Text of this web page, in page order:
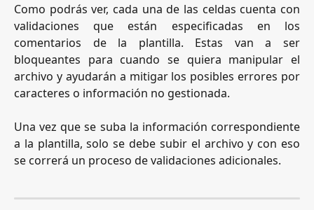
Como podrás ver, cada una de las celdas cuenta con
validaciones que están especificadas en los
comentarios de la plantilla. Estas van a ser
bloqueantes para cuando se quiera manipular el
archivo y ayudarán a mitigar los posibles errores por
caracteres o información no gestionada.
Una vez que se suba la información correspondiente
a la plantilla, solo se debe subir el archivo y con eso
se correrá un proceso de validaciones adicionales.